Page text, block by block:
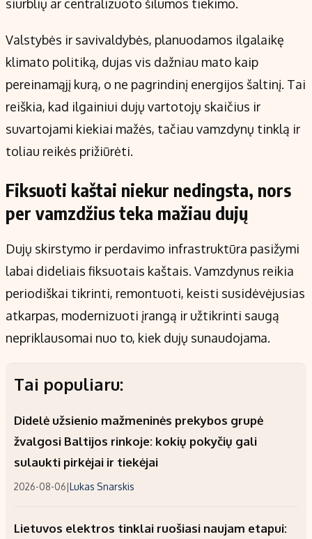
siurblių ar centralizuoto šilumos tiekimo.
Valstybės ir savivaldybės, planuodamos ilgalaikę
klimato politiką, dujas vis dažniau mato kaip
pereinamąjį kurą, o ne pagrindinį energijos šaltinį. Tai
reiškia, kad ilgainiui dujų vartotojų skaičius ir
suvartojami kiekiai mažės, tačiau vamzdynų tinklą ir
toliau reikės prižiūrėti.
Fiksuoti kaštai niekur nedingsta, nors
per vamzdžius teka mažiau dujų
Dujų skirstymo ir perdavimo infrastruktūra pasižymi
labai dideliais fiksuotais kaštais. Vamzdynus reikia
periodiškai tikrinti, remontuoti, keisti susidėvėjusias
atkarpas, modernizuoti įrangą ir užtikrinti saugą
nepriklausomai nuo to, kiek dujų sunaudojama.
Tai populiaru:
Didelė užsienio mažmeninės prekybos grupė
žvalgosi Baltijos rinkoje: kokių pokyčių gali
sulaukti pirkėjai ir tiekėjai
2026-08-06|Lukas Snarskis
Lietuvos elektros tinklai ruošiasi naujam etapui: